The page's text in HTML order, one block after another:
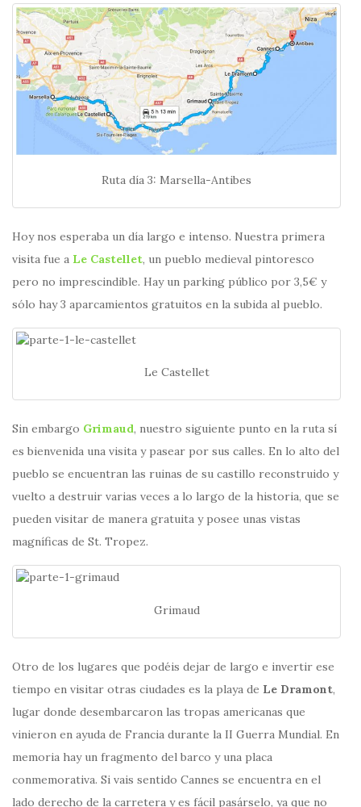
Ruta día 3: Marsella-Antibes
Hoy nos esperaba un día largo e intenso. Nuestra primera
visita fue a Le Castellet, un pueblo medieval pintoresco
pero no imprescindible. Hay un parking público por 3,5€ y
sólo hay 3 aparcamientos gratuitos en la subida al pueblo.
Le Castellet
Sin embargo Grimaud, nuestro siguiente punto en la ruta sí
es bienvenida una visita y pasear por sus calles. En lo alto del
pueblo se encuentran las ruinas de su castillo reconstruido y
vuelto a destruir varias veces a lo largo de la historia, que se
pueden visitar de manera gratuita y posee unas vistas
magníficas de St. Tropez.
Grimaud
Otro de los lugares que podéis dejar de largo e invertir ese
tiempo en visitar otras ciudades es la playa de Le Dramont,
lugar donde desembarcaron las tropas americanas que
vinieron en ayuda de Francia durante la II Guerra Mundial. En
memoria hay un fragmento del barco y una placa
conmemorativa. Si vais sentido Cannes se encuentra en el
lado derecho de la carretera y es fácil pasárselo, ya que no